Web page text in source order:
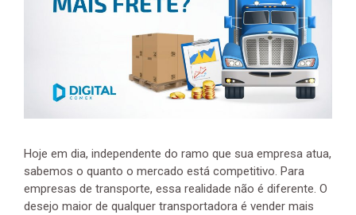
Hoje em dia, independente do ramo que sua empresa atua,
sabemos o quanto o mercado está competitivo. Para
empresas de transporte, essa realidade não é diferente. O
desejo maior de qualquer transportadora é vender mais